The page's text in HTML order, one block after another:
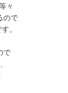
々
ので
。
で